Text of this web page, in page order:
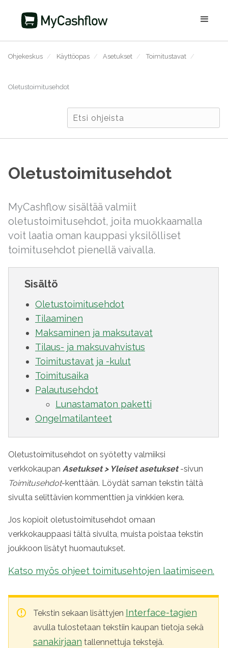
Ohjekeskus / Käyttöopas / Asetukset / Toimitustavat /
Oletustoimitusehdot
Oletustoimitusehdot
MyCashflow sisältää valmiit
oletustoimitusehdot, joita muokkaamalla
voit laatia oman kauppasi yksilölliset
toimitusehdot pienellä vaivalla.
Sisältö
Oletustoimitusehdot
Tilaaminen
Maksaminen ja maksutavat
Tilaus- ja maksuvahvistus
Toimitustavat ja -kulut
Toimitusaika
Palautusehdot
Lunastamaton paketti
Ongelmatilanteet
Oletustoimitusehdot on syötetty valmiiksi
verkkokaupan Asetukset> Yleiset asetukset-sivun
Toimitusehdot-kenttään. Löydät saman tekstin tältä
sivulta selittävien kommenttien ja vinkkien kera.
Jos kopioit oletustoimitusehdot omaan
verkkokauppaasi tältä sivulta, muista poistaa tekstin
joukkoon lisätyt huomautukset.
Katso myös ohjeet toimitusehtojen laatimiseen.
Tekstin sekaan lisättyjen Interface-tagien
avulla tulostetaan tekstiin kaupan tietoja sekä
sanakirjaan tallennettuja tekstejä.